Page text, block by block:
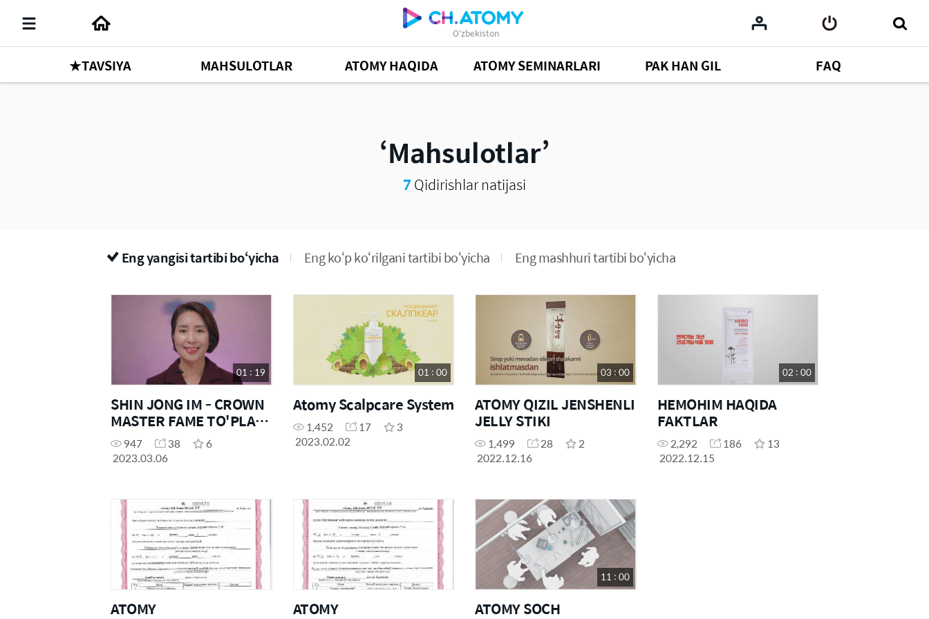
O'zbekiston
★TAVSIYA MAHSULOTLAR ATOMY HAQIDA ATOMY SEMINARLARI PAK HAN GIL FAQ
Mahsulotlar
7Qidirishlar natijasi
Eng yangisi tartibi bo‘yicha Eng ko‘p ko‘rilgani tartibi bo‘yicha Eng mashhuri tartibi bo‘yicha
01 : 19
SHIN JONG IM - CROWN
MASTER FAME TO'PLAMI
HAQIDA
947 38
6
2023.03.06
01 : 00
Atomy Scalpcare System
1,452 17
3
2023.02.02
03 : 00
ATOMY QIZIL JENSHENLI
JELLY STIKI
1,499 28
2
2022.12.16
02 : 00
HEMOHIM HAQIDA
FAKTLAR
2,292 186
13
2022.12.15
ATOMY ATOMY
11 : 00
ATOMY SOCH